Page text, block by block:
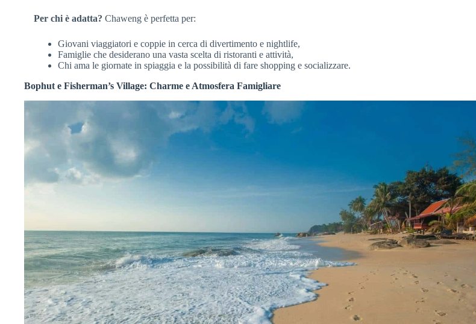
Per chi è adatta? Chaweng è perfetta per:
Giovani viaggiatori e coppie in cerca di divertimento e nightlife,
Famiglie che desiderano una vasta scelta di ristoranti e attività,
Chi ama le giornate in spiaggia e la possibilità di fare shopping e socializzare.
Bophut e Fisherman’s Village: Charme e Atmosfera Famigliare